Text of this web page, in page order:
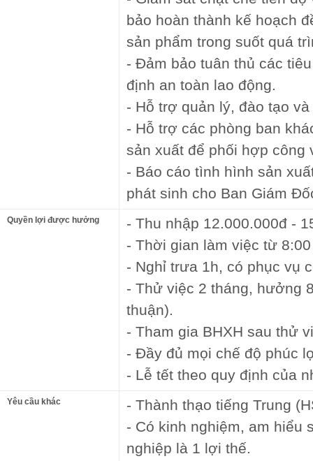
bảo hoàn thành kế hoạch
sản phẩm trong suốt quá
- Đảm bảo tuân thủ các
định an toàn lao động.
- Hỗ trợ quản lý, đào tạo
- Hỗ trợ các phòng ban
sản xuất để phối hợp công
- Báo cáo tình hình sản
phát sinh cho Ban Giám
Quyền lợi được hưởng
- Thu nhập 12.000.000đ -
- Thời gian làm việc từ
- Nghỉ trưa 1h, có phục vụ
- Thử việc 2 tháng, hưởng
thuận).
- Tham gia BHXH sau thử
- Đầy đủ mọi chế độ phúc
- Lễ tết theo quy định của
Yêu cầu khác
- Thành thạo tiếng Trung
- Có kinh nghiệm, am hiểu
nghiệp là 1 lợi thế.